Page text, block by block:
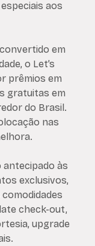
aos
em
o Let’s
prêmios em
gratuitas em
do Brasil.
nas
antecipado às
exclusivos,
check-out,
upgrade